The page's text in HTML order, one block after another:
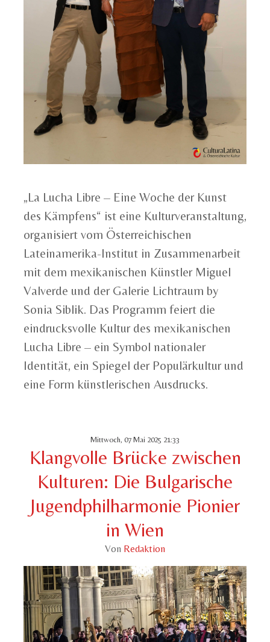
„La Lucha Libre – Eine Woche der Kunst
des Kämpfens“ ist eine Kulturveranstaltung,
organisiert vom Österreichischen
Lateinamerika-Institut in Zusammenarbeit
mit dem mexikanischen Künstler Miguel
Valverde und der Galerie Lichtraum by
Sonia Siblik. Das Programm feiert die
eindrucksvolle Kultur des mexikanischen
Lucha Libre – ein Symbol nationaler
Identität, ein Spiegel der Populärkultur und
eine Form künstlerischen Ausdrucks.
Mittwoch, 07 Mai 2025 21:33
Klangvolle Brücke zwischen
Kulturen: Die Bulgarische
Jugendphilharmonie Pionier
in Wien
Von Redaktion